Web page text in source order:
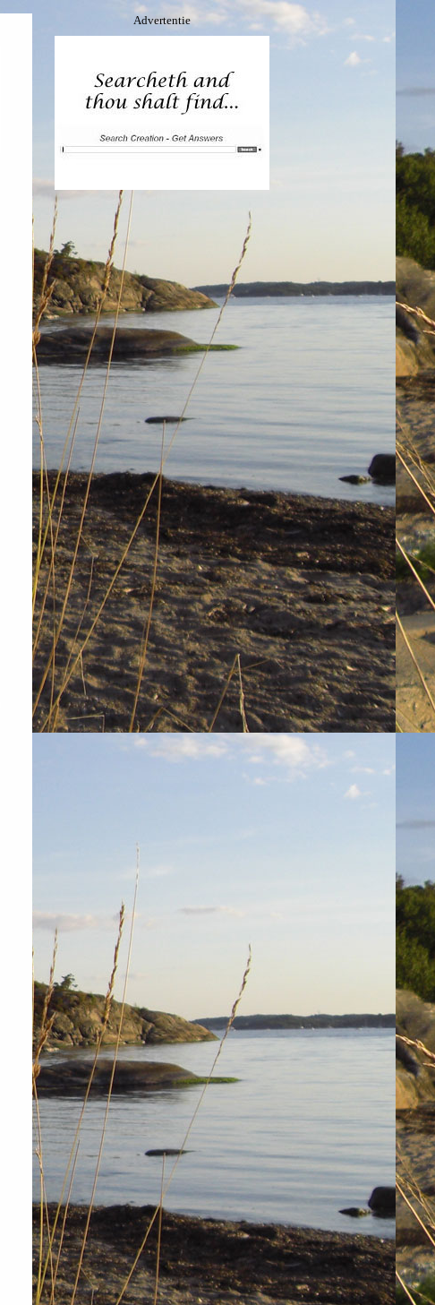
Advertentie